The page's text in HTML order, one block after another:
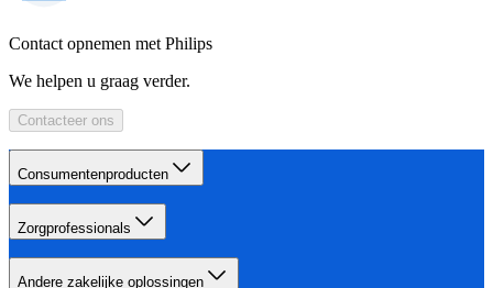
Contact opnemen met Philips
We helpen u graag verder.
Contacteer ons
Consumentenproducten
Zorgprofessionals
Andere zakelijke oplossingen